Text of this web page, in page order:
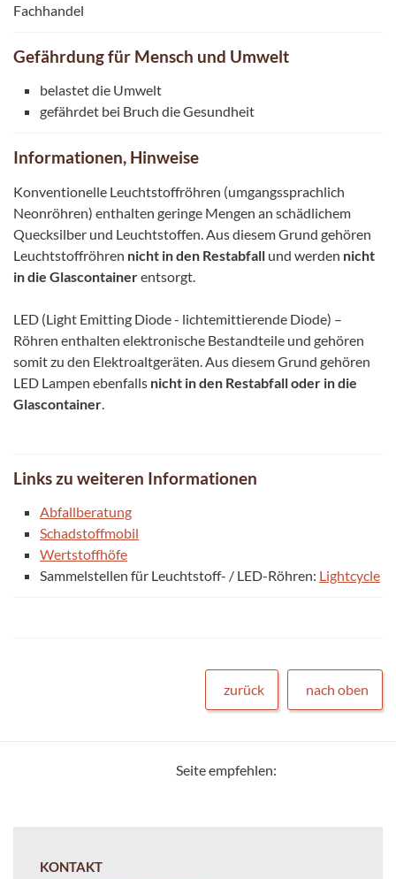
Fachhandel
Gefährdung für Mensch und Umwelt
belastet die Umwelt
gefährdet bei Bruch die Gesundheit
Informationen, Hinweise
Konventionelle Leuchtstoffröhren (umgangssprachlich
Neonröhren) enthalten geringe Mengen an schädlichem
Quecksilber und Leuchtstoffen. Aus diesem Grund gehören
Leuchtstoffröhren nicht in den Restabfall und werden nicht
in die Glascontainerentsorgt.
LED (Light Emitting Diode - lichtemittierende Diode) –
Röhren enthalten elektronische Bestandteile und gehören
somit zu den Elektroaltgeräten. Aus diesem Grund gehören
LED Lampen ebenfalls nicht in den Restabfall oder in die
Glascontainer
Links zu weiteren Informationen
Abfallberatung
Schadstoffmobil
Wertstoffhöfe
Sammelstellen für Leuchtstoff- / LED-Röhren: Lightcycle
zurück nach oben
Seite empfehlen:
KONTAKT